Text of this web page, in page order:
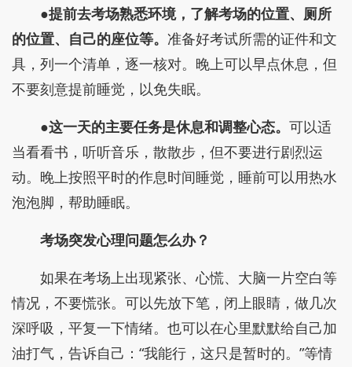
●提前去考场熟悉环境，了解考场的位置、厕所
的位置、自己的座位等。 准备好考试所需的证件和文
具，列一个清单，逐一核对。晚上可以早点休息，但
不要刻意提前睡觉，以免失眠。
●这一天的主要任务是休息和调整心态。 可以适
当看看书，听听音乐，散散步，但不要进行剧烈运
动。晚上按照平时的作息时间睡觉，睡前可以用热水
泡泡脚，帮助睡眠。
考场突发心理问题怎么办？
如果在考场上出现紧张、心慌、大脑一片空白等
情况，不要慌张。可以先放下笔，闭上眼睛，做几次
深呼吸，平复一下情绪。也可以在心里默默给自己加
油打气，告诉自己：“我能行，这只是暂时的。”等情